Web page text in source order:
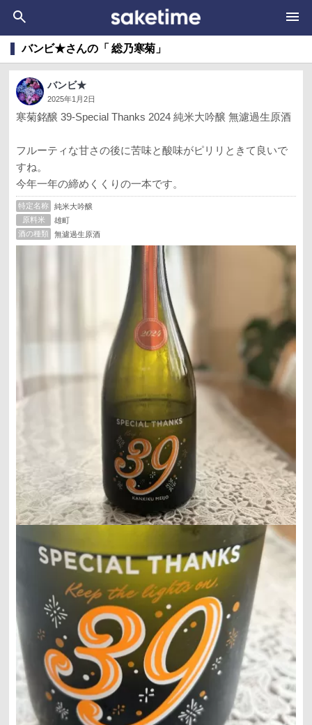
バンビ★さんの「 総乃寒菊」
バンビ★
2025年1月2日
寒菊銘醸 39-Special Thanks 2024 純米大吟醸 無濾過生原酒
フルーティな甘さの後に苦味と酸味がピリリときて良いで
すね。
今年一年の締めくくりの一本です。
特定名称
純米大吟醸
原料米
雄町
酒の種類
無濾過生原酒